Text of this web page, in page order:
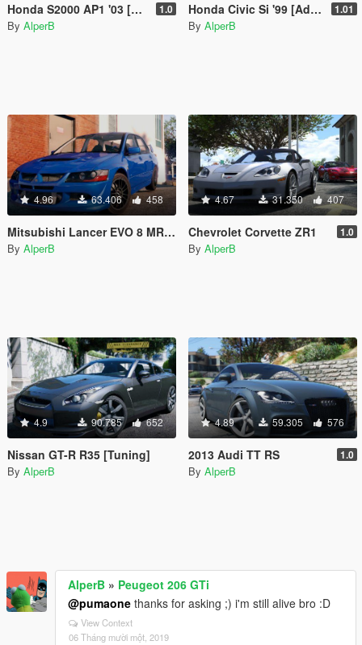
Honda S2000 AP1 '03 [Add-On] 1.0
By AlperB
Honda Civic Si '99 [Add-On | Tuning] 1.01
By AlperB
4.96 63.406 458
Mitsubishi Lancer EVO 8 MR [Tuning]
By AlperB
4.67 31.350 407
Chevrolet Corvette ZR1 1.0
By AlperB
4.9 90.785 652
Nissan GT-R R35 [Tuning]
By AlperB
4.89 59.305 576
2013 Audi TT RS 1.0
By AlperB
AlperB » Peugeot 206 GTi
@pumaone thanks for asking ;) i'm still alive bro :D
View Context
06 Tháng mười một, 2019